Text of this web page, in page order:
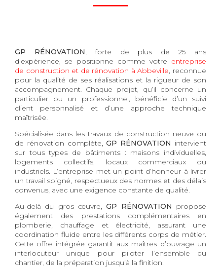
GP RÉNOVATION, forte de plus de 25 ans
d'expérience, se positionne comme votre entreprise
de construction et de rénovation à Abbeville, reconnue
pour la qualité de ses réalisations et la rigueur de son
accompagnement. Chaque projet, qu’il concerne un
particulier ou un professionnel, bénéficie d’un suivi
client personnalisé et d’une approche technique
maîtrisée.
Spécialisée dans les travaux de construction neuve ou
de rénovation complète,GP RÉNOVATION intervient
sur tous types de bâtiments : maisons individuelles,
logements collectifs, locaux commerciaux ou
industriels. L’entreprise met un point d’honneur à livrer
un travail soigné, respectueux des normes et des délais
convenus, avec une exigence constante de qualité.
Au-delà du gros œuvre,GP RÉNOVATION propose
également des prestations complémentaires en
plomberie, chauffage et électricité, assurant une
coordination fluide entre les différents corps de métier.
Cette offre intégrée garantit aux maîtres d’ouvrage un
interlocuteur unique pour piloter l’ensemble du
chantier, de la préparation jusqu’à la finition.